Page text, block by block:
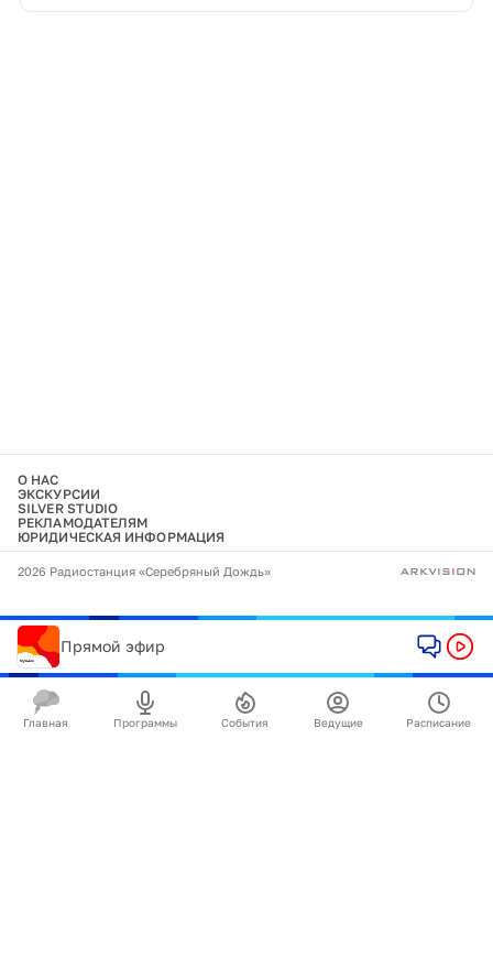
О НАС
ЭКСКУРСИИ
SILVER STUDIO
РЕКЛАМОДАТЕЛЯМ
ЮРИДИЧЕСКАЯ ИНФОРМАЦИЯ
2026 Радиостанция «Серебряный Дождь»
Прямой эфир
Главная Программы События Ведущие Расписание